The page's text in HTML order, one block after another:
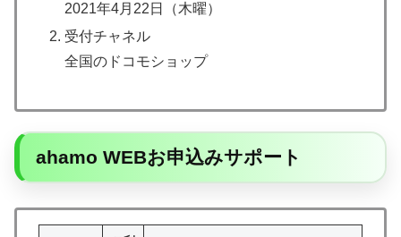
2021年4月22日（木曜）
受付チャネル
全国のドコモショップ
ahamo WEBお申込みサポート